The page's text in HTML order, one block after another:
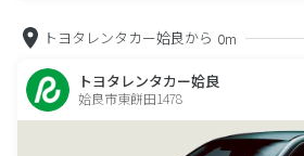
トヨタレンタカー姶良から 0m
トヨタレンタカー姶良
姶良市東餅田1478